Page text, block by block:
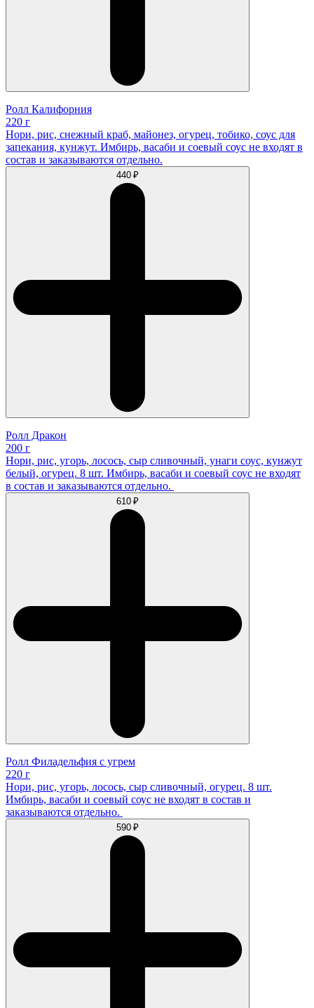
Ролл Калифорния
220 г
Нори, рис, снежный краб, майонез, огурец, тобико, соус для
запекания, кунжут. Имбирь, васаби и соевый соус не входят в
состав и заказываются отдельно.
440 ₽
Ролл Дракон
200 г
Нори, рис, угорь, лосось, сыр сливочный, унаги соус, кунжут
белый, огурец. 8 шт. Имбирь, васаби и соевый соус не входят
в состав и заказываются отдельно.
610 ₽
Ролл Филадельфия с угрем
220 г
Нори, рис, угорь, лосось, сыр сливочный, огурец. 8 шт.
Имбирь, васаби и соевый соус не входят в состав и
заказываются отдельно.
590 ₽